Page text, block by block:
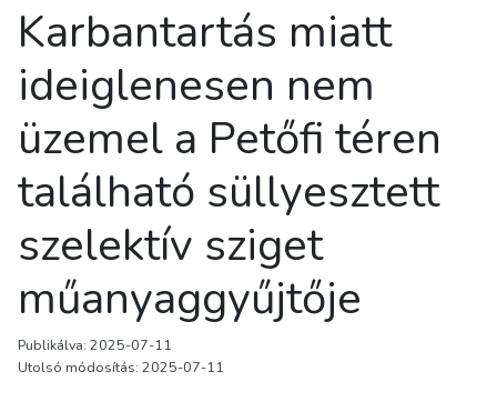
Karbantartás miatt
ideiglenesen nem
üzemel a Petőfi téren
található süllyesztett
szelektív sziget
műanyaggyűjtője
Publikálva: 2025-07-11
Utolsó módosítás: 2025-07-11